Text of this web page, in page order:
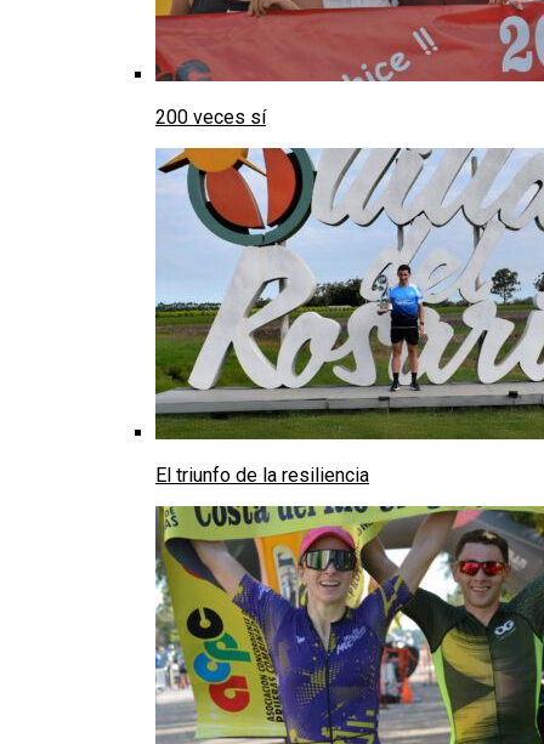
200 veces sí
El triunfo de la resiliencia